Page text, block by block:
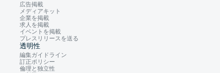
広告掲載
メディアキット
企業を掲載
求人を掲載
イベントを掲載
プレスリリースを送る
透明性
編集ガイドライン
訂正ポリシー
倫理と独立性